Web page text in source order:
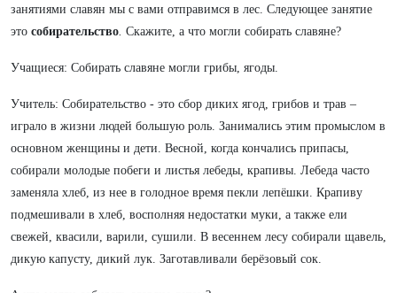
занятиями славян мы с вами отправимся в лес. Следующее занятие
это собирательство. Скажите, а что могли собирать славяне?
Учащиеся: Собирать славяне могли грибы, ягоды.
Учитель: Собирательство - это сбор диких ягод, грибов и трав –
играло в жизни людей большую роль. Занимались этим промыслом в
основном женщины и дети. Весной, когда кончались припасы,
собирали молодые побеги и листья лебеды, крапивы. Лебеда часто
заменяла хлеб, из нее в голодное время пекли лепёшки. Крапиву
подмешивали в хлеб, восполняя недостатки муки, а также ели
свежей, квасили, варили, сушили. В весеннем лесу собирали щавель,
дикую капусту, дикий лук. Заготавливали берёзовый сок.